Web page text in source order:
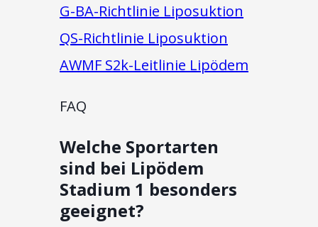
G-BA-Richtlinie Liposuktion
QS-Richtlinie Liposuktion
AWMF S2k-Leitlinie Lipödem
FAQ
Welche Sportarten
sind bei Lipödem
Stadium 1 besonders
geeignet?